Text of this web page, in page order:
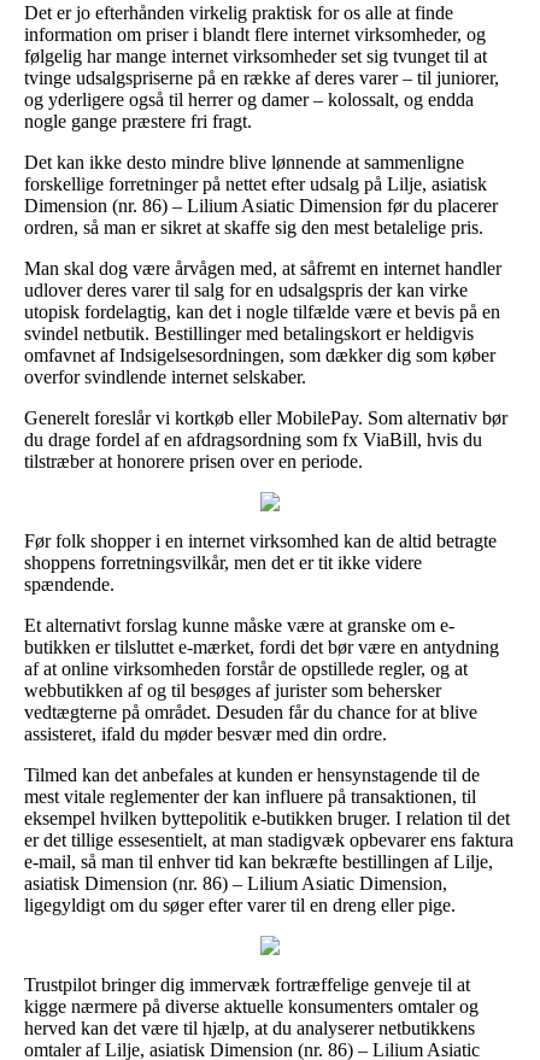
Det er jo efterhånden virkelig praktisk for os alle at finde
information om priser i blandt flere internet virksomheder, og
følgelig har mange internet virksomheder set sig tvunget til at
tvinge udsalgspriserne på en række af deres varer – til juniorer,
og yderligere også til herrer og damer – kolossalt, og endda
nogle gange præstere fri fragt.
Det kan ikke desto mindre blive lønnende at sammenligne
forskellige forretninger på nettet efter udsalg på Lilje, asiatisk
Dimension (nr. 86) – Lilium Asiatic Dimension før du placerer
ordren, så man er sikret at skaffe sig den mest betalelige pris.
Man skal dog være årvågen med, at såfremt en internet handler
udlover deres varer til salg for en udsalgspris der kan virke
utopisk fordelagtig, kan det i nogle tilfælde være et bevis på en
svindel netbutik. Bestillinger med betalingskort er heldigvis
omfavnet af Indsigelsesordningen, som dækker dig som køber
overfor svindlende internet selskaber.
Generelt foreslår vi kortkøb eller MobilePay. Som alternativ bør
du drage fordel af en afdragsordning som fx ViaBill, hvis du
tilstræber at honorere prisen over en periode.
Før folk shopper i en internet virksomhed kan de altid betragte
shoppens forretningsvilkår, men det er tit ikke videre
spændende.
Et alternativt forslag kunne måske være at granske om e-
butikken er tilsluttet e-mærket, fordi det bør være en antydning
af at online virksomheden forstår de opstillede regler, og at
webbutikken af og til besøges af jurister som behersker
vedtægterne på området. Desuden får du chance for at blive
assisteret, ifald du møder besvær med din ordre.
Tilmed kan det anbefales at kunden er hensynstagende til de
mest vitale reglementer der kan influere på transaktionen, til
eksempel hvilken byttepolitik e-butikken bruger. I relation til det
er det tillige essesentielt, at man stadigvæk opbevarer ens faktura
e-mail, så man til enhver tid kan bekræfte bestillingen af Lilje,
asiatisk Dimension (nr. 86) – Lilium Asiatic Dimension,
ligegyldigt om du søger efter varer til en dreng eller pige.
Trustpilot bringer dig immervæk fortræffelige genveje til at
kigge nærmere på diverse aktuelle konsumenters omtaler og
herved kan det være til hjælp, at du analyserer netbutikkens
omtaler af Lilje, asiatisk Dimension (nr. 86) – Lilium Asiatic